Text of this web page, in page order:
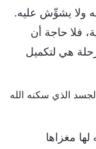
ولا يشوِّش عليه.
فلا حاجة أن
هي لتكميل
مغزاها